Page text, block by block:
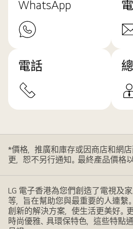
WhatsApp
電話
*價格，推廣和庫存或因商店和網
更，恕不另行通知。最終產品價格
LG 電子香港為您們創造了電視及
等，旨在幫助您與最重要的人連繫
創新的解決方案，使生活更美好。
時尚優雅、具環保特色，這些特點